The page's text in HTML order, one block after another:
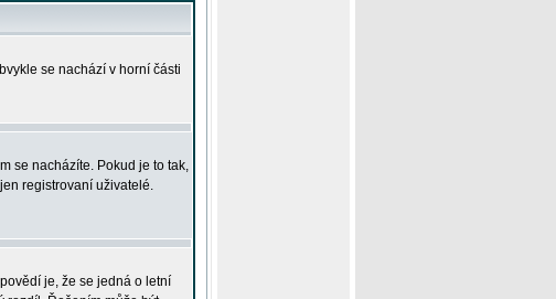
se nachází v horní části
se nacházíte. Pokud je to tak,
registrovaní uživatelé.
je, že se jedná o letní